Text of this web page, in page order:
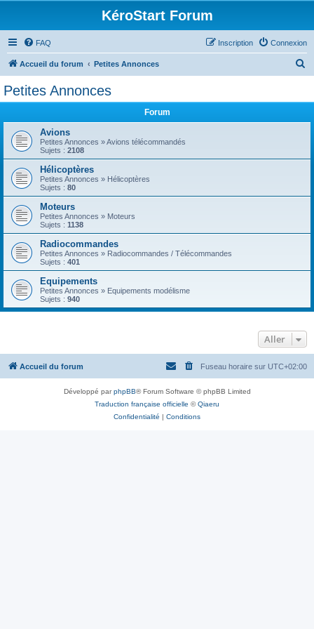
KéroStart Forum
FAQ Connexion
Inscription
Accueil du forum Petites Annonces
e
Petites Annonces
Forum
Avions
Petites Annonces » Avions télécommandés
Sujets : 2108
Hélicoptères
Petites Annonces » Hélicoptères
Sujets : 80
Moteurs
Petites Annonces » Moteurs
Sujets : 1138
Radiocommandes
Petites Annonces » Radiocommandes / Télécommandes
Sujets : 401
Equipements
Petites Annonces » Equipements modélisme
Sujets : 940
Aller
Accueil du forum Fuseau horaire sur UTC+02:00
Développé parphpBB® Forum Software © phpBB Limited
Traduction française officielle ©Qiaeru
Confidentialité | Conditions